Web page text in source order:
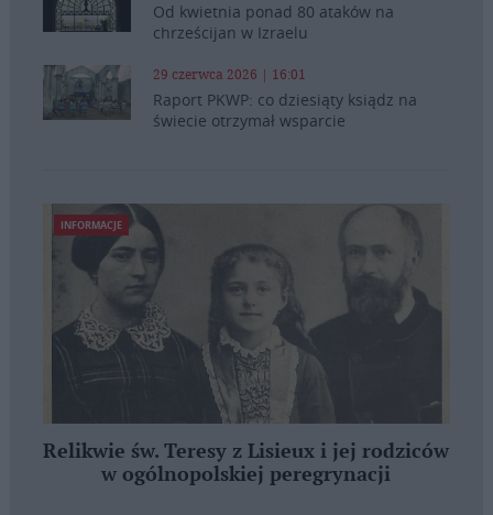
Od kwietnia ponad 80 ataków na
chrześcijan w Izraelu
29 czerwca 2026 | 16:01
Raport PKWP: co dziesiąty ksiądz na
świecie otrzymał wsparcie
INFORMACJE
Relikwie św. Teresy z Lisieux i jej rodziców
w ogólnopolskiej peregrynacji